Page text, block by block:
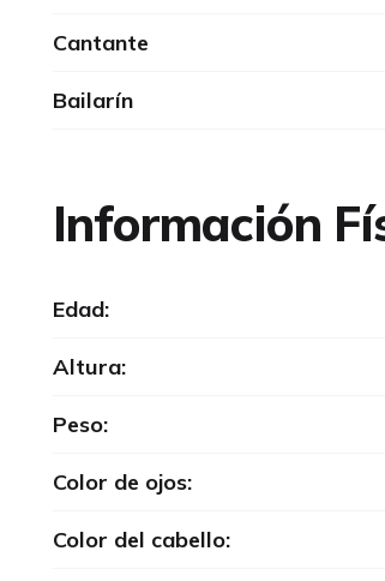
Cantante
Bailarín
Información
Edad:
Altura:
Peso:
Color de ojos:
Color del cabello: